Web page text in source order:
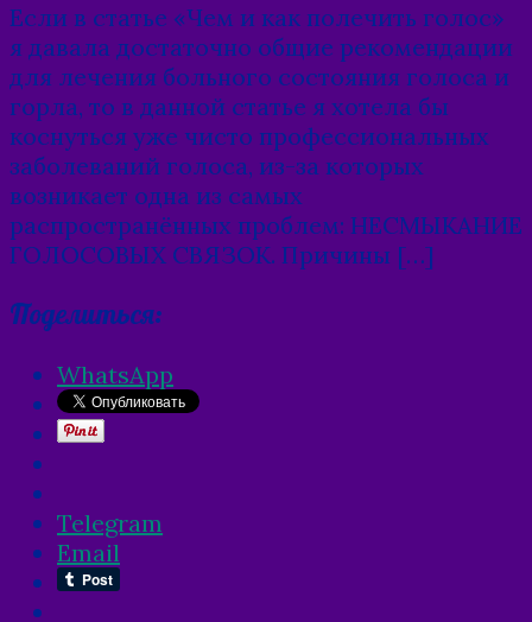
Если в статье «Чем и как полечить голос»
я давала достаточно общие рекомендации
для лечения больного состояния голоса и
горла, то в данной статье я хотела бы
коснуться уже чисто профессиональных
заболеваний голоса, из-за которых
возникает одна из самых
распространённых проблем: НЕСМЫКАНИЕ
ГОЛОСОВЫХ СВЯЗОК. Причины […]
Поделиться:
WhatsApp
Telegram
Email